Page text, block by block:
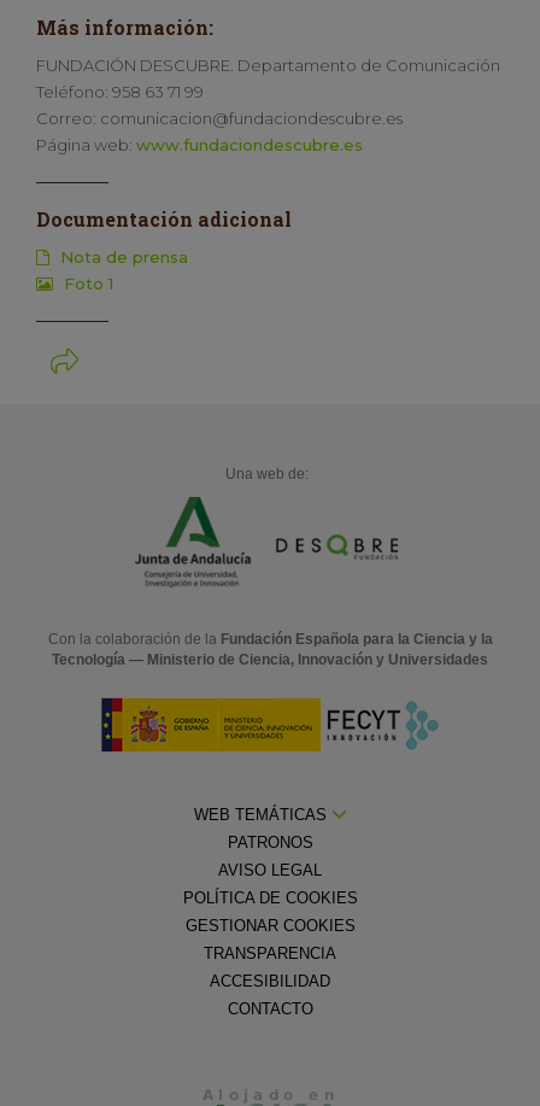
Más información:
FUNDACIÓN DESCUBRE. Departamento de Comunicación
Teléfono: 958 63 71 99
Correo: comunicacion@fundaciondescubre.es
Página web: www.fundaciondescubre.es
Documentación adicional
Nota de prensa
Foto 1
Una web de:
Con la colaboración de la Fundación Española para la Ciencia y la
Tecnología — Ministerio de Ciencia, Innovación y Universidades
WEB TEMÁTICAS
PATRONOS
AVISO LEGAL
POLÍTICA DE COOKIES
GESTIONAR COOKIES
TRANSPARENCIA
ACCESIBILIDAD
CONTACTO